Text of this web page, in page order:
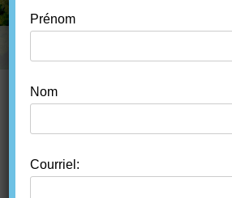
Prénom
Nom
Courriel: